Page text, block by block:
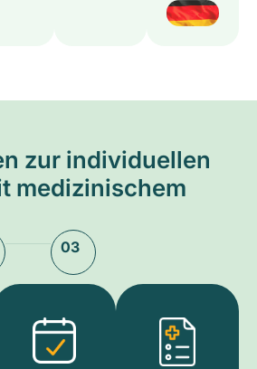
zur individuellen
medizinischem
03